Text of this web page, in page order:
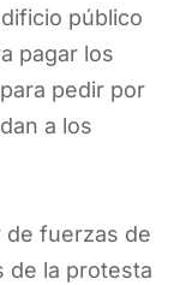
público
pagar los
pedir por
a los
de fuerzas de
de la protesta